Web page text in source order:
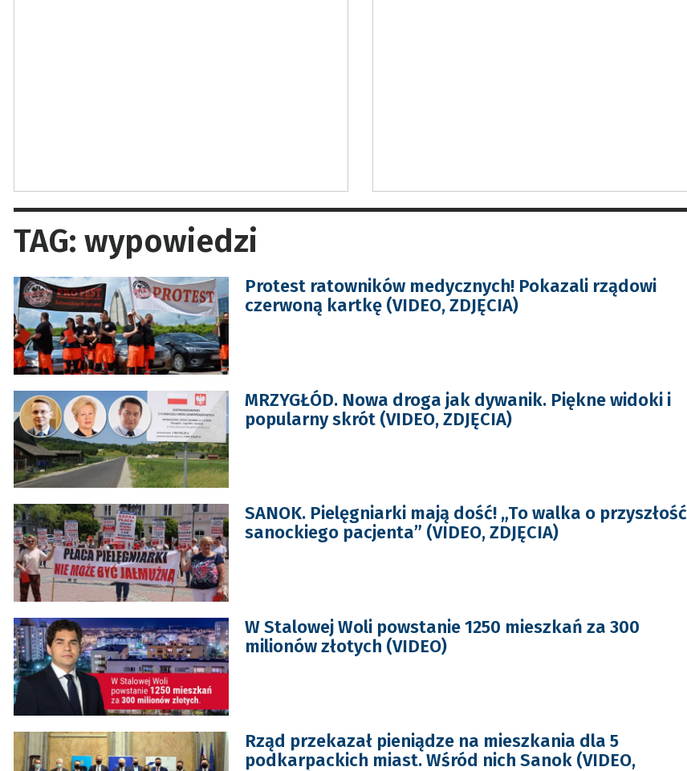
TAG: wypowiedzi
Protest ratowników medycznych! Pokazali rządowi
czerwoną kartkę (VIDEO, ZDJĘCIA)
MRZYGŁÓD. Nowa droga jak dywanik. Piękne widoki i
popularny skrót (VIDEO, ZDJĘCIA)
SANOK. Pielęgniarki mają dość! „To walka o przyszłość
sanockiego pacjenta” (VIDEO, ZDJĘCIA)
W Stalowej Woli powstanie 1250 mieszkań za 300
milionów złotych (VIDEO)
Rząd przekazał pieniądze na mieszkania dla 5
podkarpackich miast. Wśród nich Sanok (VIDEO,